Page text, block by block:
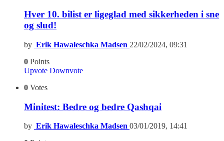
Hver 10. bilist er ligeglad med sikkerheden i sne
og slud!
by Erik Hawaleschka Madsen 22/02/2024, 09:31
0 Points
Upvote Downvote
0 Votes
Minitest: Bedre og bedre Qashqai
by Erik Hawaleschka Madsen 03/01/2019, 14:41